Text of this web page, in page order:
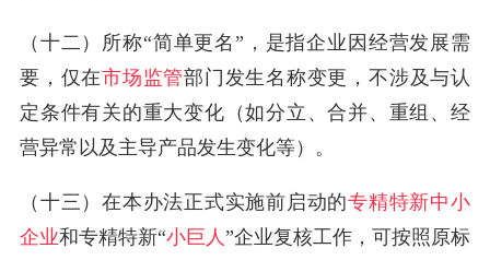
（十二）所称“简单更名”，是指企业因经营发展需
要，仅在市场监管部门发生名称变更，不涉及与认
定条件有关的重大变化（如分立、合并、重组、经
营异常以及主导产品发生变化等）。
（十三）在本办法正式实施前启动的专精特新中小
企业和专精特新“小巨人”企业复核工作，可按照原标